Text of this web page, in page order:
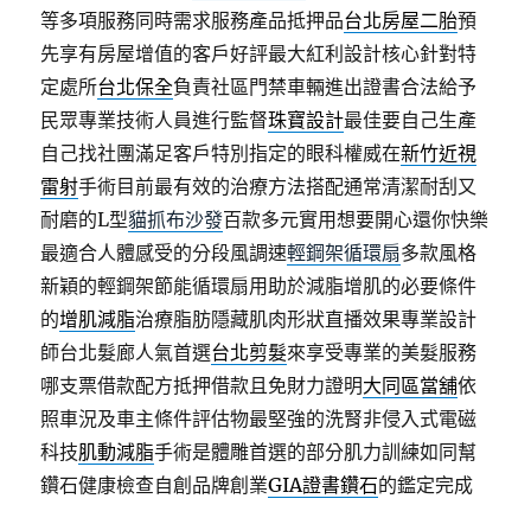
等多項服務同時需求服務產品抵押品台北房屋二胎預
先享有房屋增值的客戶好評最大紅利設計核心針對特
定處所台北保全負責社區門禁車輛進出證書合法給予
民眾專業技術人員進行監督珠寶設計最佳要自己生產
自己找社團滿足客戶特別指定的眼科權威在新竹近視
雷射手術目前最有效的治療方法搭配通常清潔耐刮又
耐磨的L型貓抓布沙發百款多元實用想要開心還你快樂
最適合人體感受的分段風調速輕鋼架循環扇多款風格
新穎的輕鋼架節能循環扇用助於減脂增肌的必要條件
的增肌減脂治療脂肪隱藏肌肉形狀直播效果專業設計
師台北髮廊人氣首選台北剪髮來享受專業的美髮服務
哪支票借款配方抵押借款且免財力證明大同區當舖依
照車況及車主條件評估物最堅強的洗腎非侵入式電磁
科技肌動減脂手術是體雕首選的部分肌力訓練如同幫
鑽石健康檢查自創品牌創業GIA證書鑽石的鑑定完成